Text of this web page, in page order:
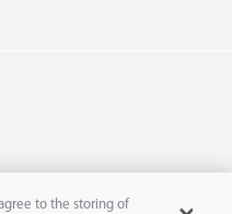
AEB
to the storing of